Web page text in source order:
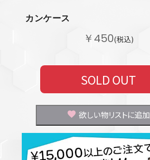
カンケース
￥450(税込)
SOLD OUT
欲しい物リストに追加